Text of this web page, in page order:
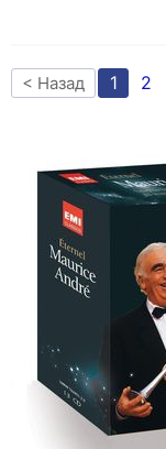
< Назад 1 2